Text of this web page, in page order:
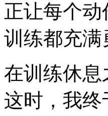
正让每个
训练都充
在训练休
这时，我